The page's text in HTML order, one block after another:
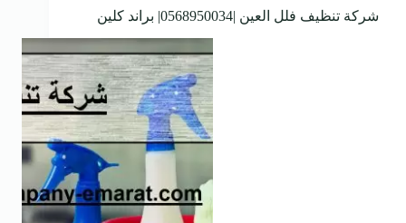
شركة تنظيف فلل العين |0568950034| براند كلين